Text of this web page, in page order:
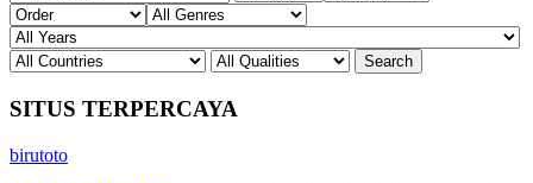
SITUS TERPERCAYA
birutoto